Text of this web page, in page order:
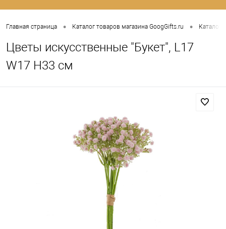
Главная страница • Каталог товаров магазина GoogGifts.ru • Каталог
Цветы искусственные "Букет", L17
W17 H33 см